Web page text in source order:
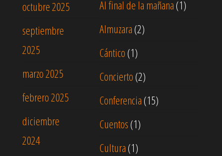
Al final de la mañana (1)
Almuzara (2)
Cántico (1)
Concierto (2)
Conferencia (15)
Cuentos (1)
Cultura (1)
octubre 2025
septiembre
2025
marzo 2025
febrero 2025
diciembre
2024